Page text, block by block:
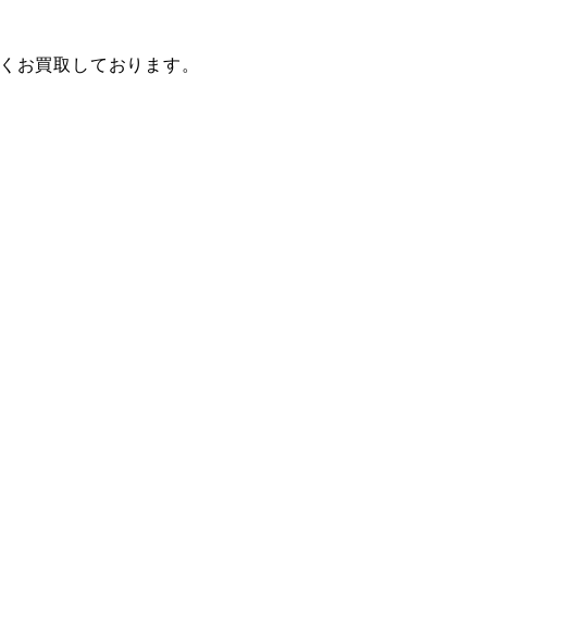
買取しております。